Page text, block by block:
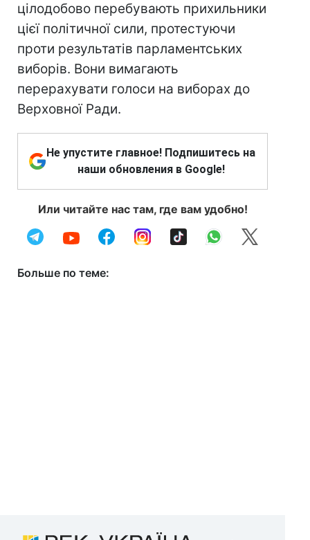
цілодобово перебувають прихильники
цієї політичної сили, протестуючи
проти результатів парламентських
виборів. Вони вимагають
перерахувати голоси на виборах до
Верховної Ради.
Не упустите главное! Подпишитесь на
наши обновления в Google!
Или читайте нас там, где вам удобно!
Больше по теме: